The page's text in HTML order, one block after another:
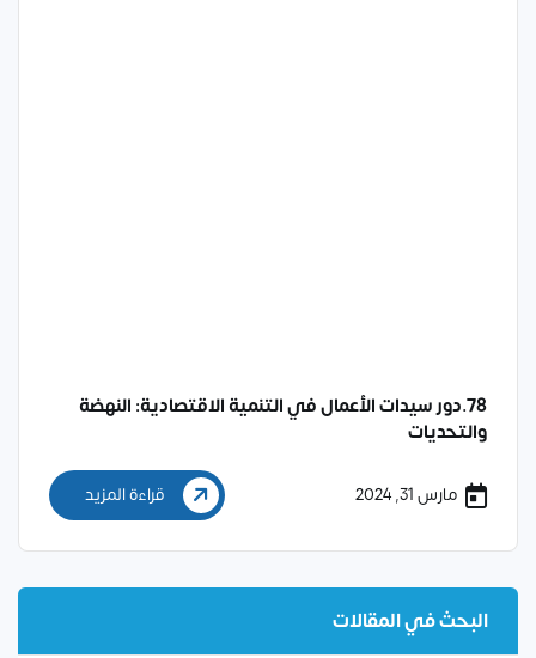
78.دور سيدات الأعمال في التنمية الاقتصادية: النهضة
والتحديات
مارس 31, 2024 قراءة المزيد
البحث في المقالات